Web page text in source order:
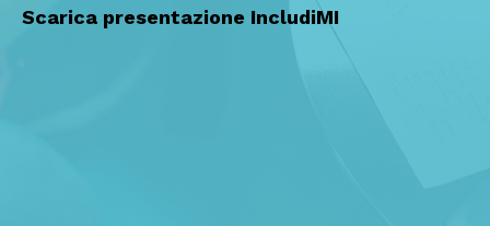
Scarica presentazione IncludiMI